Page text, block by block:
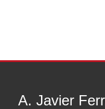
A. Javier